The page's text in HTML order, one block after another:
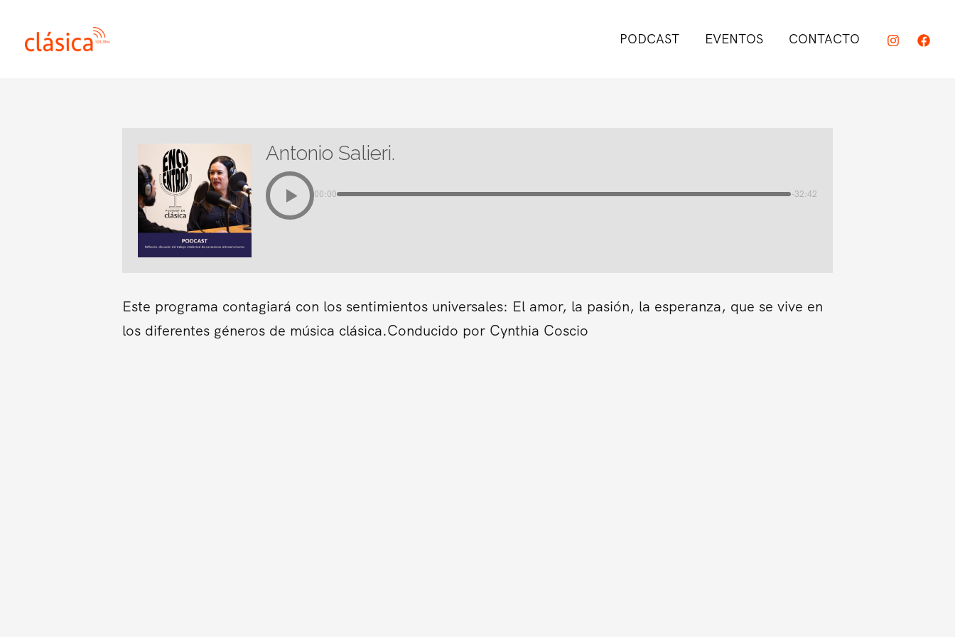
contenido
PODCAST EVENTOS CONTACTO
Antonio Salieri.
00:00 -32:42
Este programa contagiará con los sentimientos universales: El amor, la pasión, la esperanza, que se vive en
los diferentes géneros de música clásica.Conducido por Cynthia Coscio